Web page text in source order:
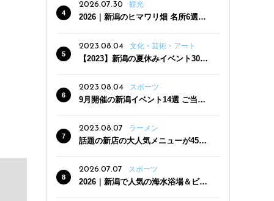
トやスムージーも
2026.07.30 観光
2026｜新潟のヒマワリ畑 名所6選
2023.08.04
文化・芸術・アート
【2023】新潟の夏休みイベント30
2023.08.04
スポーツ
9月開催の新潟イベント14選 ご当地
2023.08.07 ラーメン
話題の新店の大人気メニューが450
クーポン登場
2026.07.07 スポーツ
2026｜新潟で人気の海水浴場＆ビー